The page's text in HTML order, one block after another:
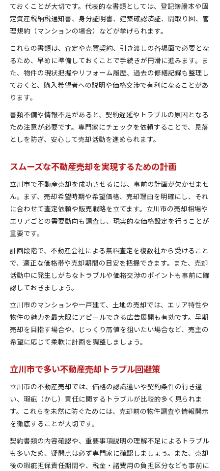
ておくことが大切です。代表的な書類としては、登記簿謄本や固
定資産税納税通知書、身分証明書、建築確認済証、間取り図、管
理規約（マンションの場合）などが挙げられます。
これらの書類は、査定や売買契約、引き渡しの各場面で必要とな
るため、早めに準備しておくことで手続きが円滑に進みます。ま
た、物件の現状把握やリフォーム履歴、過去の修繕記録も整理し
ておくと、購入希望者への説明や価格交渉で有利になることがあ
ります。
書類不備や情報不足があると、契約遅延やトラブルの原因となる
ため注意が必要です。専門家にチェックを依頼することで、見落
としを防ぎ、安心して売却活動を進められます。
スムーズな不動産売却を実現するための計画
立川市で不動産売却を成功させるには、事前の計画が欠かせませ
ん。まず、売却希望時期や希望価格、売却理由を明確にし、それ
に合わせて査定依頼や販売戦略を立てます。立川市の売却相場や
エリアごとの需要動向も調査し、現実的な価格設定を行うことが
重要です。
計画段階で、不動産会社による無料査定を複数社から受けること
で、適正な価格帯や売却期間の目安を把握できます。また、売却
活動中に発生しがちなトラブルや価格交渉のポイントも事前に確
認しておきましょう。
立川市のマンションや一戸建て、土地の売却では、エリア特性や
物件の魅力を最大限にアピールできる広告展開も有効です。早期
売却を目指す場合や、じっくり高値を狙いたい場合など、売主の
希望に応じて柔軟に計画を調整しましょう。
立川市で多い不動産売却トラブル回避策
立川市の不動産売却では、価格の認識違いや契約条件の行き違
い、瑕疵（かし）責任に関するトラブルが比較的多く見られま
す。これらを未然に防ぐためには、売却前の物件調査や情報開示
を徹底することが大切です。
契約書類の内容確認や、重要事項説明の理解不足によるトラブル
も多いため、疑問点は必ず専門家に確認しましょう。また、売却
後の瑕疵担保責任期間や、税金・諸費用の負担区分なども事前に